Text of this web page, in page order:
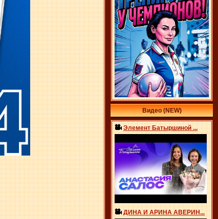
Видео (NEW)
Элемент Батыршиной ...
ДИНА И АРИНА АВЕРИН...